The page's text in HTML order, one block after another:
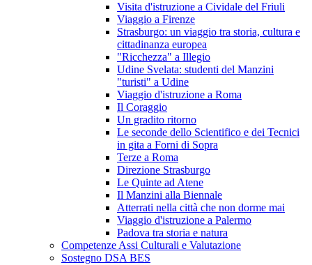
Visita d'istruzione a Cividale del Friuli
Viaggio a Firenze
Strasburgo: un viaggio tra storia, cultura e
cittadinanza europea
"Ricchezza" a Illegio
Udine Svelata: studenti del Manzini
"turisti" a Udine
Viaggio d'istruzione a Roma
Il Coraggio
Un gradito ritorno
Le seconde dello Scientifico e dei Tecnici
in gita a Forni di Sopra
Terze a Roma
Direzione Strasburgo
Le Quinte ad Atene
Il Manzini alla Biennale
Atterrati nella città che non dorme mai
Viaggio d'istruzione a Palermo
Padova tra storia e natura
Competenze Assi Culturali e Valutazione
Sostegno DSA BES